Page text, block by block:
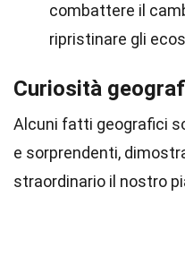
combattere il
ripristinare gli
Curiosità
Alcuni fatti geografici
e sorprendenti,
straordinario il nostro